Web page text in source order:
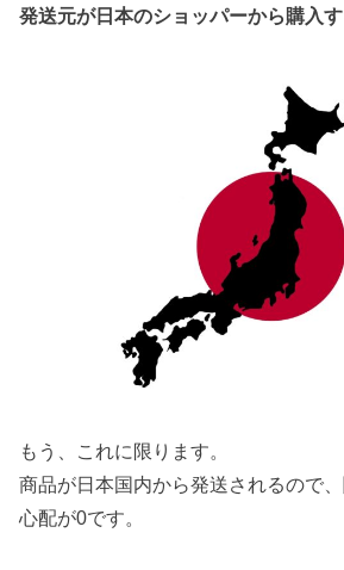
発送元が日本のショッパーから購入
もう、これに限ります。
商品が日本国内から発送されるので
心配が0です。